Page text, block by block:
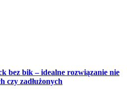
bez bik – idealne rozwiązanie nie
czy zadłużonych